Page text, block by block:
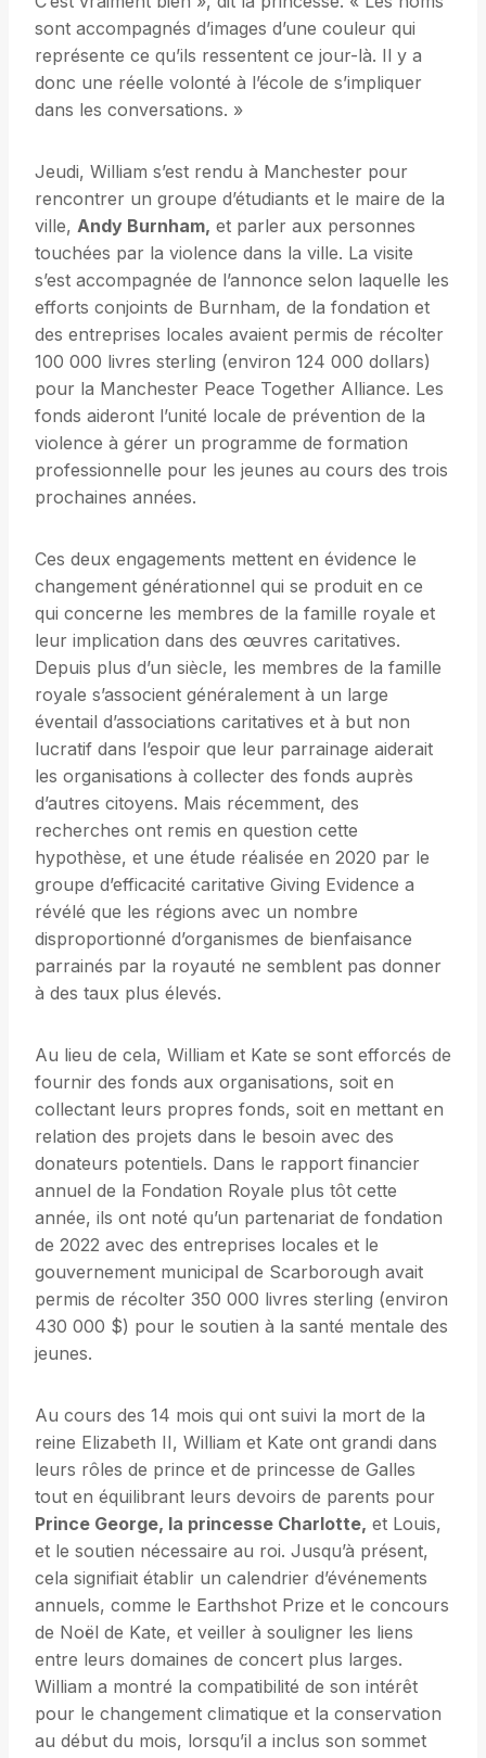
sont accompagnés d’images d’une couleur qui
représente ce qu’ils ressentent ce jour-là. Il y a
donc une réelle volonté à l’école de s’impliquer
dans les conversations. »
Jeudi, William s’est rendu à Manchester pour
rencontrer un groupe d’étudiants et le maire de la
ville, Andy Burnham, et parler aux personnes
touchées par la violence dans la ville. La visite
s’est accompagnée de l’annonce selon laquelle les
efforts conjoints de Burnham, de la fondation et
des entreprises locales avaient permis de récolter
100 000 livres sterling (environ 124 000 dollars)
pour la Manchester Peace Together Alliance. Les
fonds aideront l’unité locale de prévention de la
violence à gérer un programme de formation
professionnelle pour les jeunes au cours des trois
prochaines années.
Ces deux engagements mettent en évidence le
changement générationnel qui se produit en ce
qui concerne les membres de la famille royale et
leur implication dans des œuvres caritatives.
Depuis plus d’un siècle, les membres de la famille
royale s’associent généralement à un large
éventail d’associations caritatives et à but non
lucratif dans l’espoir que leur parrainage aiderait
les organisations à collecter des fonds auprès
d’autres citoyens. Mais récemment, des
recherches ont remis en question cette
hypothèse, et une étude réalisée en 2020 par le
groupe d’efficacité caritative Giving Evidence a
révélé que les régions avec un nombre
disproportionné d’organismes de bienfaisance
parrainés par la royauté ne semblent pas donner
à des taux plus élevés.
Au lieu de cela, William et Kate se sont efforcés de
fournir des fonds aux organisations, soit en
collectant leurs propres fonds, soit en mettant en
relation des projets dans le besoin avec des
donateurs potentiels. Dans le rapport financier
annuel de la Fondation Royale plus tôt cette
année, ils ont noté qu’un partenariat de fondation
de 2022 avec des entreprises locales et le
gouvernement municipal de Scarborough avait
permis de récolter 350 000 livres sterling (environ
430 000 $) pour le soutien à la santé mentale des
jeunes.
Au cours des 14 mois qui ont suivi la mort de la
reine Elizabeth II, William et Kate ont grandi dans
leurs rôles de prince et de princesse de Galles
tout en équilibrant leurs devoirs de parents pour
Prince George, la princesse Charlotte, et Louis,
et le soutien nécessaire au roi. Jusqu’à présent,
cela signifiait établir un calendrier d’événements
annuels, comme le Earthshot Prize et le concours
de Noël de Kate, et veiller à souligner les liens
entre leurs domaines de concert plus larges.
William a montré la compatibilité de son intérêt
pour le changement climatique et la conservation
au début du mois, lorsqu’il a inclus son sommet